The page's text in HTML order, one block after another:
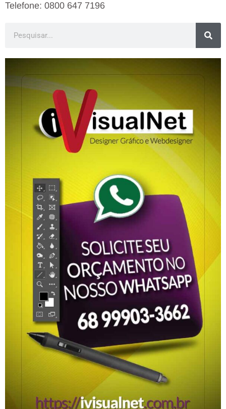
Telefone: 0800 647 7196